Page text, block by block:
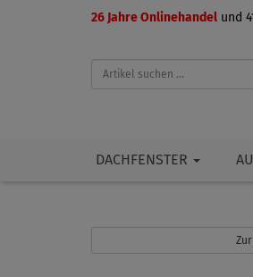
26 Jahre Onlinehandel und
DACHFENSTER